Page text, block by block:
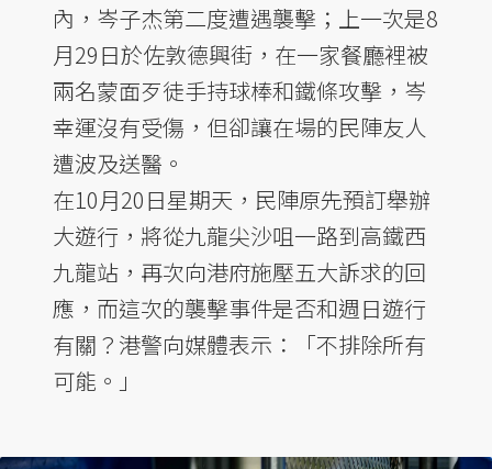
內，岑子杰第二度遭遇襲擊；上一次是8
月29日於佐敦德興街，在一家餐廳裡被
兩名蒙面歹徒手持球棒和鐵條攻擊，岑
幸運沒有受傷，但卻讓在場的民陣友人
遭波及送醫。
在10月20日星期天，民陣原先預訂舉辦
大遊行，將從九龍尖沙咀一路到高鐵西
九龍站，再次向港府施壓五大訴求的回
應，而這次的襲擊事件是否和週日遊行
有關？港警向媒體表示：「不排除所有
可能。」